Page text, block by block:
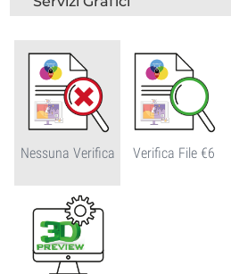
Nessuna Verifica Verifica File €6